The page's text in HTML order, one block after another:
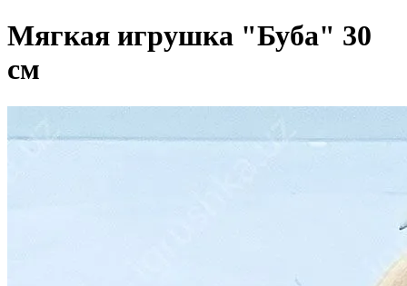
Мягкая игрушка "Буба" 30
см